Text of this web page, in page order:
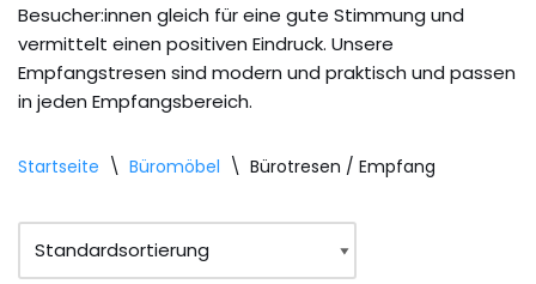
Besucher:innen gleich für eine gute Stimmung und
vermittelt einen positiven Eindruck. Unsere
Empfangstresen sind modern und praktisch und passen
in jeden Empfangsbereich.
Startseite \ Büromöbel \ Bürotresen / Empfang